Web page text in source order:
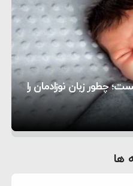
برای خلع سلاح کامل
بلغارستانی به دلیل کمک
کمک می کنند پاسخ
ایران را اعلام کرد
چطور زبان نوزادمان را
تأثیر بگذارد
ها